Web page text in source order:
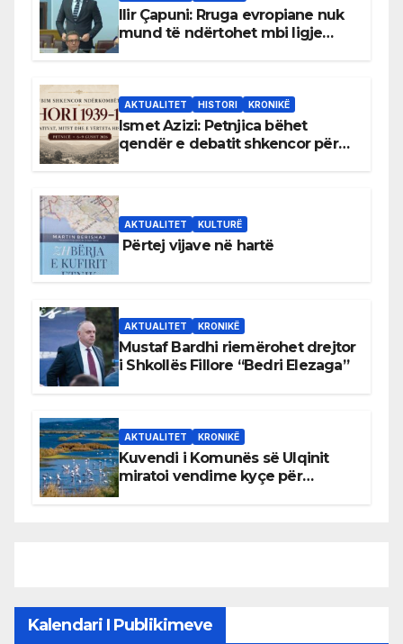
Ilir Çapuni: Rruga evropiane nuk
mund të ndërtohet mbi ligje
AKTUALITET HISTORI KRONIKË
Ismet Azizi: Petnjica bëhet
qendër e debatit shkencor për
AKTUALITET KULTURË
Përtej vijave në hartë
AKTUALITET KRONIKË
Mustaf Bardhi riemërohet drejtor
i Shkollës Fillore “Bedri Elezaga”
AKTUALITET KRONIKË
Kuvendi i Komunës së Ulqinit
miratoi vendime kyçe për
Kalendari I Publikimeve